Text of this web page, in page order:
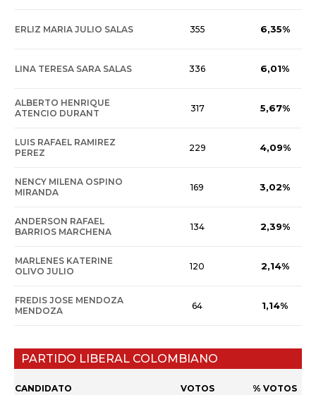
ERLIZ MARIA JULIO SALAS 355 6,35%
LINA TERESA SARA SALAS 336 6,01%
ALBERTO HENRIQUE
ATENCIO DURANT
317 5,67%
LUIS RAFAEL RAMIREZ
PEREZ
229 4,09%
NENCY MILENA OSPINO
MIRANDA
169 3,02%
ANDERSON RAFAEL
BARRIOS MARCHENA
134 2,39%
MARLENES KATERINE
OLIVO JULIO
120 2,14%
FREDIS JOSE MENDOZA
MENDOZA
64 1,14%
PARTIDO LIBERAL COLOMBIANO
CANDIDATO VOTOS % VOTOS